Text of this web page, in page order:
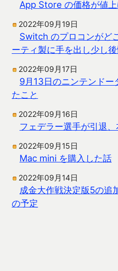
App Store の価格が値
2022年09月19日
Switch のプロコンがど
ーティ製に手を出し少し
2022年09月17日
9月13日のニンテンドー
たこと
2022年09月16日
フェデラー選手が引退
2022年09月15日
Mac mini を購入した話
2022年09月14日
成金大作戦決定版5の追
の予定